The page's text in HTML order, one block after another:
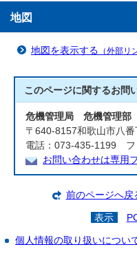
地図
地図を表示する （外部リ
このページに関するお問
危機管理局 危機管理部
〒640-8157和歌山市八
電話：073-435-1199 フ
お問い合わせは専用
前のページへ戻
表示
個人情報の取り扱いについ